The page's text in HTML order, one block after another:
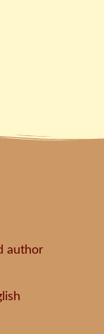
author